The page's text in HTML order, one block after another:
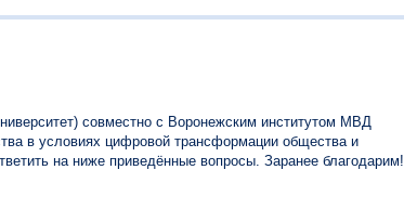
совместно с Воронежским институтом МВД
в условиях цифровой трансформации общества и
на ниже приведённые вопросы. Заранее благодарим!